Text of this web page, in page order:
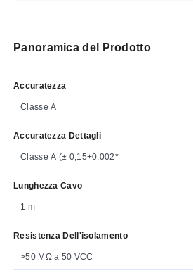
Panoramica del Prodotto
Accuratezza
Classe A
Accuratezza Dettagli
Classe A (± 0,15+0,002*
Lunghezza Cavo
1 m
Resistenza Dell'isolamento
>50 MΩ a 50 VCC